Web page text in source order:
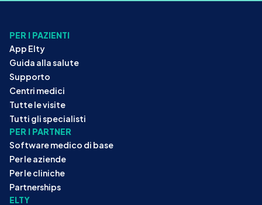
PER I PAZIENTI
App Elty
Guida alla salute
Supporto
Centri medici
Tutte le visite
Tutti gli specialisti
PER I PARTNER
Software medico di base
Per le aziende
Per le cliniche
Partnerships
ELTY